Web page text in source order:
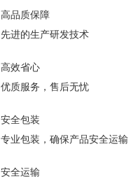
高品质保障
先进的生产研发技术
高效省心
优质服务，售后无忧
安全包装
专业包装，确保产品安全运输
安全运输